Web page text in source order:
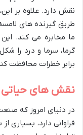
نقش دارد. علاوه بر
طریق گیرنده های
ما مخابره می کند.
گرما، سرما و درد را
برابر خطرات محافظت
نقش های حیاتی
در دنیای امروز که
فراوانی دارد، بسیاری